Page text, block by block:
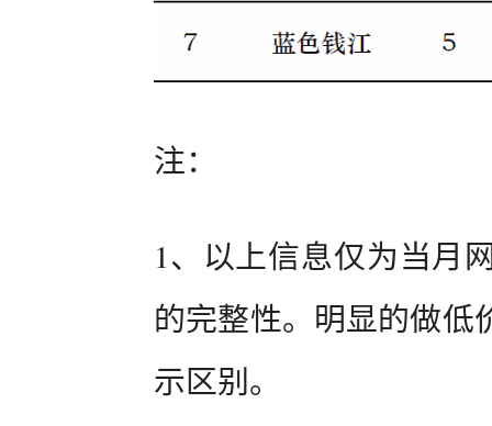
注：
1、以上信息仅为当月
的完整性。明显的做低
示区别。